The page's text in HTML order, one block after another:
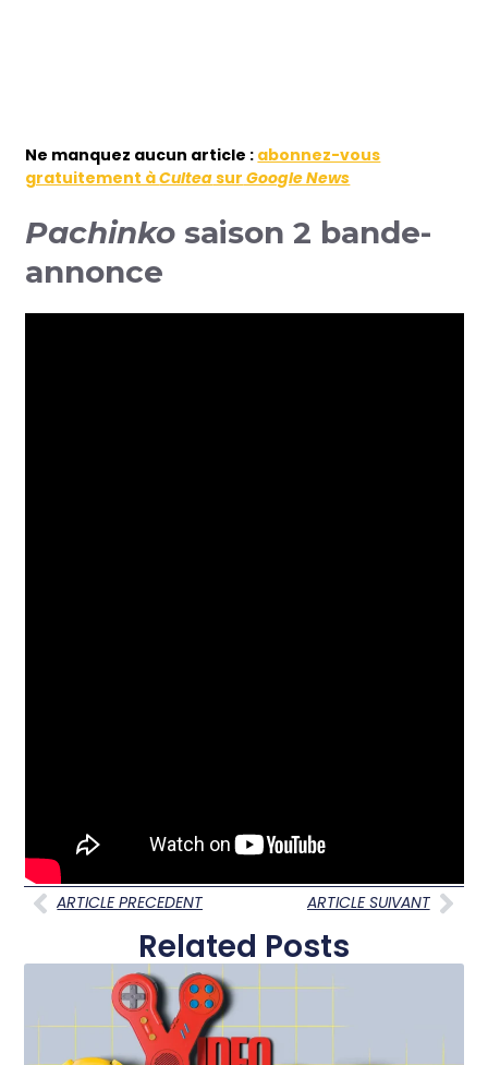
Ne manquez aucun article : abonnez-vous
gratuitement àCulteasur Google News
Pachinko saison 2 bande-
annonce
ARTICLE PRECEDENT ARTICLE SUIVANT
Related Posts